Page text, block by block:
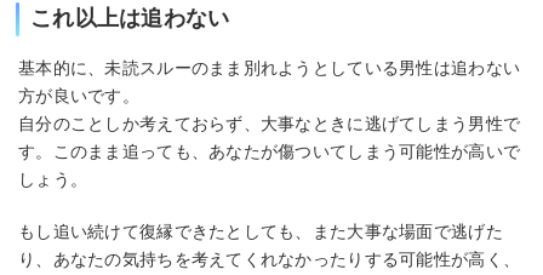
これ以上は追わない
基本的に、未読スルーのまま別れようとしている男性は追わない
方が良いです。
自分のことしか考えておらず、大事なときに逃げてしまう男性で
す。このまま追っても、あなたが傷ついてしまう可能性が高いで
しょう。
もし追い続けて復縁できたとしても、また大事な場面で逃げた
り、あなたの気持ちを考えてくれなかったりする可能性が高く、